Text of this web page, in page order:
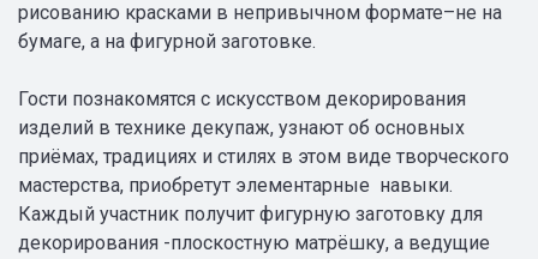
рисованию красками в непривычном формате–не на
бумаге, а на фигурной заготовке.
Гости познакомятся с искусством декорирования
изделий в технике декупаж, узнают об основных
приёмах, традициях и стилях в этом виде творческого
мастерства, приобретут элементарные навыки.
Каждый участник получит фигурную заготовку для
декорирования -плоскостную матрёшку, а ведущие